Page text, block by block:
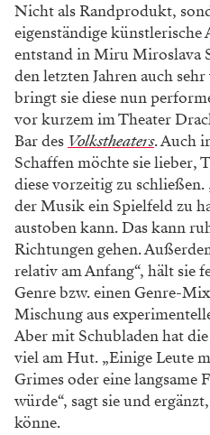
Nicht als Randprodukt,
eigenständige
entstand in Miru Miroslava
den letzten Jahren auch
bringt sie diese nun
vor kurzem im Theater
Bar des Volkstheaters. Auch
Schaffen möchte sie lieber,
diese vorzeitig zu
der Musik ein Spielfeld zu
austoben kann. Das kann
Richtungen gehen.
relativ am Anfang“, hält sie
Genre bzw. einen Genre-
Mischung aus
Aber mit Schubladen hat
viel am Hut. „Einige Leute
Grimes oder eine langsame
würde“, sagt sie und
könne.